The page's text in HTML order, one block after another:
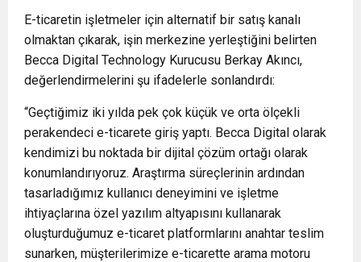
E-ticaretin işletmeler için alternatif bir satış kanalı
olmaktan çıkarak, işin merkezine yerleştiğini belirten
Becca Digital Technology Kurucusu Berkay Akıncı,
değerlendirmelerini şu ifadelerle sonlandırdı:
“Geçtiğimiz iki yılda pek çok küçük ve orta ölçekli
perakendeci e-ticarete giriş yaptı. Becca Digital olarak
kendimizi bu noktada bir dijital çözüm ortağı olarak
konumlandırıyoruz. Araştırma süreçlerinin ardından
tasarladığımız kullanıcı deneyimini ve işletme
ihtiyaçlarına özel yazılım altyapısını kullanarak
oluşturduğumuz e-ticaret platformlarını anahtar teslim
sunarken, müşterilerimize e-ticarette arama motoru